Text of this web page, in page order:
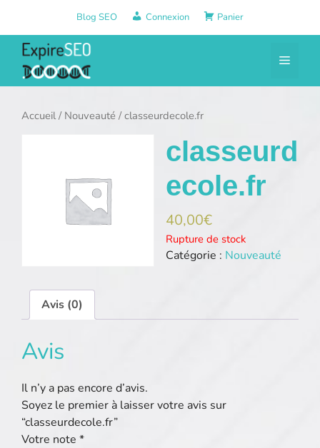
contenu
Blog SEO Connexion Panier
Menu
Accueil/ Nouveauté / classeurdecole.fr
classeurd
ecole.fr
40,00€
Rupture de stock
Catégorie : Nouveauté
Avis (0)
Avis
Il n’y a pas encore d’avis.
Soyez le premier à laisser votre avis sur
“classeurdecole.fr”
Votre note *